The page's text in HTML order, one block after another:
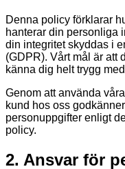
Denna policy förklarar
hanterar din personliga
din integritet skyddas i
(GDPR). Vårt mål är att
känna dig helt trygg
Genom att använda
kund hos oss
personuppgifter enligt
policy.
2. Ansvar för